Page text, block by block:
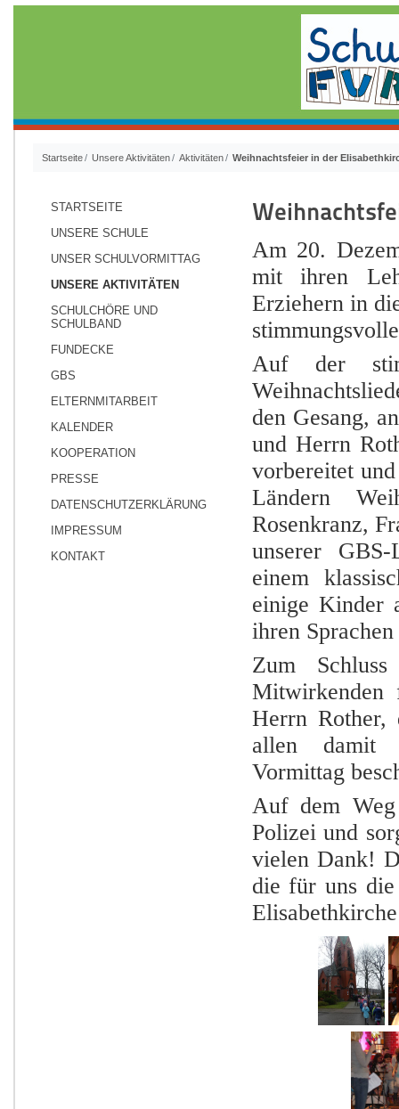
Startseite Unsere Aktivitäten Aktivitäten Weihnachtsfeier in der
STARTSEITE
UNSERE SCHULE
UNSER SCHULVORMITTAG
UNSERE AKTIVITÄTEN
SCHULCHÖRE UND
SCHULBAND
FUNDECKE
GBS
ELTERNMITARBEIT
KALENDER
KOOPERATION
PRESSE
DATENSCHUTZERKLÄRUNG
IMPRESSUM
KONTAKT
Am 20.
mit ihren
Erziehern in
Auf der
den Gesang,
und Herrn
vorbereitet
Ländern
Rosenkranz,
unserer
einem
einige Kinder
ihren
Zum
Mitwirkenden
Herrn
allen damit
Vormittag
Auf dem
Polizei und
vielen Dank!
die für uns